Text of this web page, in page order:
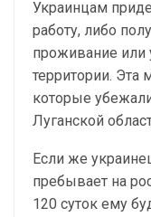
Украинцам
работу, либо
проживание или
территории. Эта
которые
Луганской
Если же
пребывает на
120 суток ему